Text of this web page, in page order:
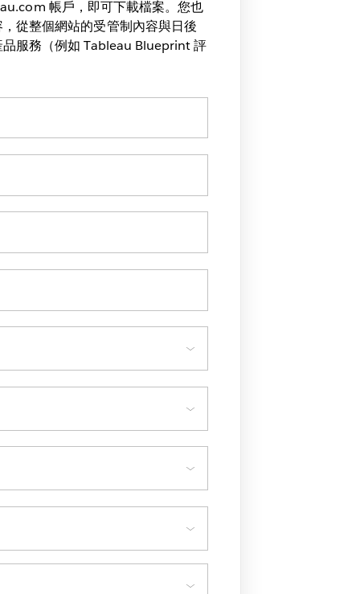
帳戶，即可下載檔案。您也
從整個網站的受管制內容與日後
服務（例如 Tableau Blueprint 評